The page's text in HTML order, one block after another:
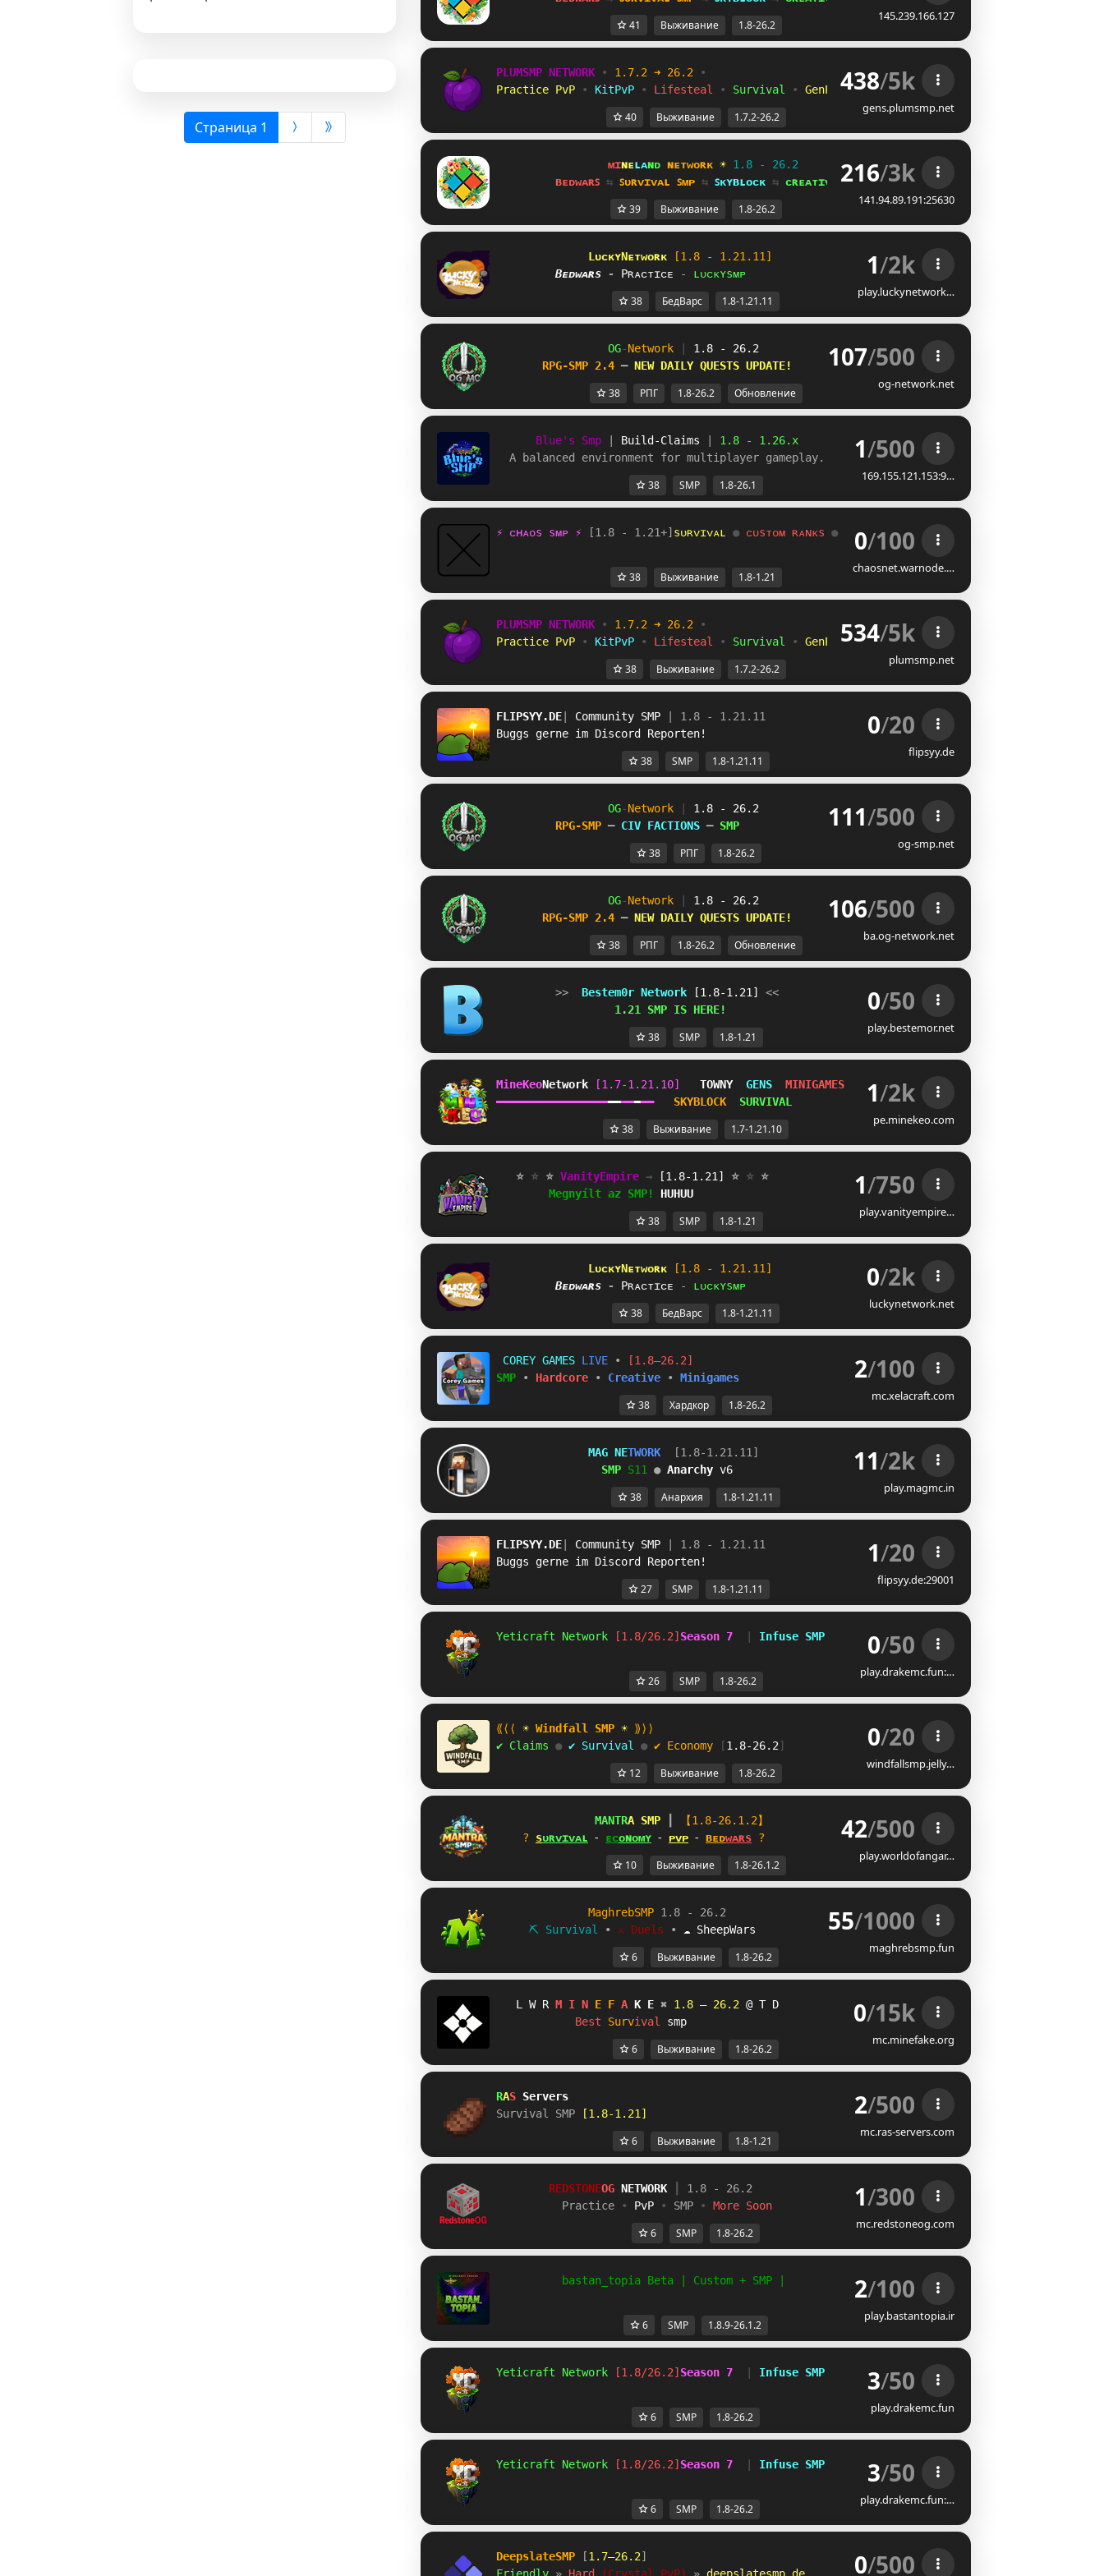
Страница 1 (выбрана)
145.239.166.127
41 Выживание 1.8-26.2
PLUMSMP NETWORK • 1.7.2 ➜ 26.2
•
Practice PvP
• KitPvP • Lifesteal • Survival • GenPVP438/5k
gens.plumsmp.net
40 Выживание 1.7.2-26.2
ᴍɪɴᴇʟᴀɴᴅ ɴᴇᴛᴡᴏʀᴋ ☀ 1.8 - 26.2
ʙᴇᴅᴡᴀʀꜱ ⇆ ꜱᴜʀᴠɪᴠᴀʟ ꜱᴍᴘ ⇆ ꜱᴋʏʙʟᴏᴄᴋ ⇆ ᴄʀᴇᴀᴛɪᴠᴇ⁺216/3k
141.94.89.191:25630
39 Выживание 1.8-26.2
LᴜᴄᴋʏNᴇᴛᴡᴏʀᴋ
[1.8 - 1.21.11]
Bᴇᴅᴡᴀʀs - Pʀᴀᴄᴛɪᴄᴇ - ʟᴜᴄᴋʏsᴍᴘ 1/2k
play.luckynetwork…
38 БедВарс 1.8-1.21.11
OG-Network
1.8 - 26.2
RPG-SMP 2.4 ─ NEW DAILY QUESTS UPDATE! 107/500
og-network.net
38 РПГ 1.8-26.2 Обновление
Blue's Smp Build-Claims
1.8 - 1.26.x
A balanced environment for multiplayer gameplay.
1/500
169.155.121.153:9…
38 SMP 1.8-26.1
⚡ ᴄʜᴀᴏѕ ѕᴍᴘ ⚡ [1.8 - 1.21+] ѕᴜʀᴠɪᴠᴀʟ ● ᴄᴜѕᴛᴏᴍ ʀᴀɴᴋѕ ● ᴀᴄᴛɪᴠᴇ
0/100
chaosnet.warnode.…
38 Выживание 1.8-1.21
PLUMSMP NETWORK • 1.7.2 ➜ 26.2
•
Practice PvP
• KitPvP • Lifesteal • Survival • GenPVP534/5k
plumsmp.net
38 Выживание 1.7.2-26.2
FLIPSYY.DE Community SMP
| 1.8 - 1.21.11
Buggs gerne im Discord Reporten!
0/20
flipsyy.de
38 SMP 1.8-1.21.11
OG-Network
1.8 - 26.2
RPG-SMP ─ CIV FACTIONS ─ SMP 111/500
og-smp.net
38 РПГ 1.8-26.2
OG-Network
1.8 - 26.2
RPG-SMP 2.4 ─ NEW DAILY QUESTS UPDATE! 106/500
ba.og-network.net
38 РПГ 1.8-26.2 Обновление
>> Bestem0r Network [1.8-1.21] <<
1.21 SMP IS HERE!
0/50
play.bestemor.net
38 SMP 1.8-1.21
MineKeoNetwork [1.7-1.21.10] TOWNY GENS MINIGAMES
SMP
━━━━━━━━━━━━━━━━━━━━━━━━ SKYBLOCK SURVIVAL 1/2k
pe.minekeo.com
38 Выживание 1.7-1.21.10
⭐ ⭐ ⭐ VanityEmpi re → [1.8-1.21] ⭐ ⭐ ⭐
Megnyílt az SMP! HUHUU 1/750
play.vanityempire…
38 SMP 1.8-1.21
LᴜᴄᴋʏNᴇᴛᴡᴏʀᴋ
[1.8 - 1.21.11]
Bᴇᴅᴡᴀʀs - Pʀᴀᴄᴛɪᴄᴇ - ʟᴜᴄᴋʏsᴍᴘ 0/2k
luckynetwork.net
38 БедВарс 1.8-1.21.11
COREY GAMES L IVE •
[1.8–26.2]
SMP
• Hardcore • Creative • Minigames 2/100
mc.xelacraft.com
38 Хардкор 1.8-26.2
MAG NETWORK
[1.8-1.21.11]
SMP S11 ● Anarchy v6 11/2k
play.magmc.in
38 Анархия 1.8-1.21.11
FLIPSYY.DE Community SMP
| 1.8 - 1.21.11
Buggs gerne im Discord Reporten!
1/20
flipsyy.de:29001
27 SMP 1.8-1.21.11
Yeticraft Network [1.8/26.2] Season 7 Infuse SMP 0/50
play.drakemc.fun:…
26 SMP 1.8-26.2
⟪⟨⟨ ☀ Windfall SMP ☀ ⟫⟩⟩
✔ Claims ● ✔ Survival ● ✔ Economy [1.8-26.2] 0/20
windfallsmp.jelly…
12 Выживание 1.8-26.2
MANTRA SMP
【1.8-26.1.2】
? sᴜʀᴠɪᴠᴀʟ ⁃ ᴇᴄᴏɴᴏᴍʏ ⁃ ᴘᴠᴘ ⁃ ʙᴇᴅᴡᴀʀs ? 42/500
play.worldofangar…
10 Выживание 1.8-26.1.2
MaghrebSMP 1.8 - 26.2
⛏ Survival
∙ ⚔ Duels ∙ ☁ SheepWars 55/1000
maghrebsmp.fun
6 Выживание 1.8-26.2
V L V M I N E F A K E ✖ 1.8 – 26.2 B ^ O
Best Survival smp 0/15k
mc.minefake.org
6 Выживание 1.8-26.2
RAS Servers
Survival SMP
[1.8-1.21] 2/500
mc.ras-servers.com
6 Выживание 1.8-1.21
REDSTONEOG NETWORK
1.8 - 26.2
Practice
• PvP • SMP • More Soon 1/300
mc.redstoneog.com
6 SMP 1.8-26.2
bastan_topia Beta | Custom + SMP | | Java & Bedrock | 1.8.9 -
2/100
play.bastantopia.ir
6 SMP 1.8.9-26.1.2
Yeticraft Network [1.8/26.2] Season 7 Infuse SMP 3/50
play.drakemc.fun
6 SMP 1.8-26.2
Yeticraft Network [1.8/26.2] Season 7 Infuse SMP 3/50
play.drakemc.fun:…
6 SMP 1.8-26.2
DeepslateSMP [1.7–26.2]
0/500